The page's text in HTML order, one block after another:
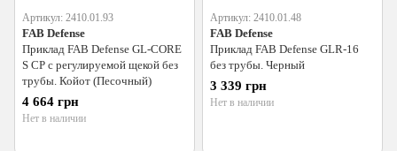
Артикул: 2410.01.93
FAB Defense
Приклад FAB Defense GL-CORE
S CP с регулируемой щекой без
трубы. Койот (Песочный)
4 664 грн
Нет в наличии
Артикул: 2410.01.48
FAB Defense
Приклад FAB Defense GLR-16
без трубы. Черный
3 339 грн
Нет в наличии